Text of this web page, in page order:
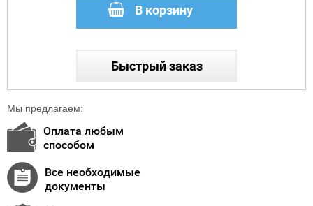
В корзину
Быстрый заказ
Мы предлагаем:
Оплата любым
способом
Все необходимые
документы